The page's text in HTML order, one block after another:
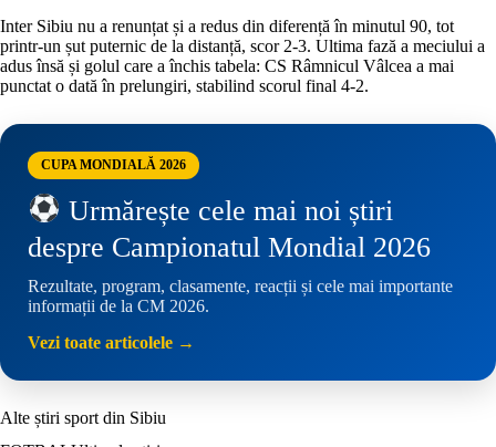
Inter Sibiu nu a renunțat și a redus din diferență în minutul 90, tot
printr-un șut puternic de la distanță, scor 2-3. Ultima fază a meciului a
adus însă și golul care a închis tabela: CS Râmnicul Vâlcea a mai
punctat o dată în prelungiri, stabilind scorul final 4-2.
CUPA MONDIALĂ 2026
Urmărește cele mai noi știri
despre Campionatul Mondial 2026
Rezultate, program, clasamente, reacții și cele mai importante
informații de la CM 2026.
Vezi toate articolele →
Alte știri sport din Sibiu